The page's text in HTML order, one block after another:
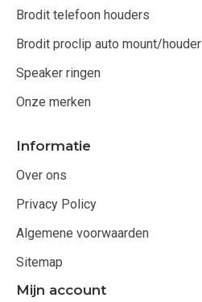
Brodit telefoon houders
Brodit proclip auto mount/houder
Speaker ringen
Onze merken
Informatie
Over ons
Privacy Policy
Algemene voorwaarden
Sitemap
Mijn account